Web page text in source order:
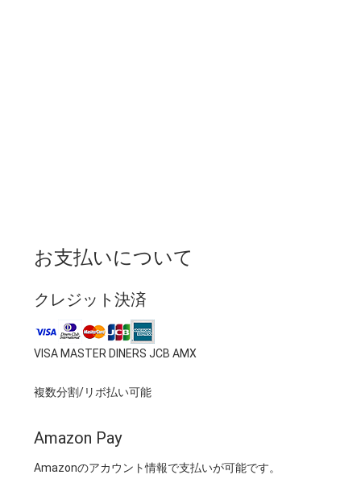
お支払いについて
クレジット決済
VISA MASTER DINERS JCB AMX
複数分割/リボ払い可能
Amazon Pay
Amazonのアカウント情報で支払いが可能です。